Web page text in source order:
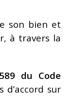
son bien et
à travers la
du Code
d’accord sur